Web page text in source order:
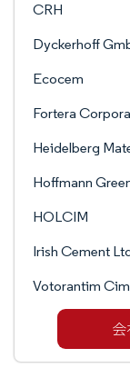
CRH
Dyckerhoff
Ecocem
Fortera
Heidelberg
Hoffmann
HOLCIM
Irish Cement
Votorantim